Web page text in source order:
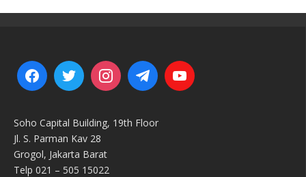
Soho Capital Building, 19th Floor
Jl. S. Parman Kav 28
Grogol, Jakarta Barat
Telp 021 – 505 15022